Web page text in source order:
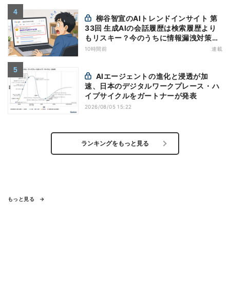
33回 生成AIの会話履歴は検索履歴より
もリスキー？今のうちに情報漏洩対策を
万全にしておこう
10時間前 連載
速、日本のデジタルワークプレース・ハ
イプサイクルをガートナーが発表
2026/08/05 15:22
ランキングをもっと見る
もっと見る